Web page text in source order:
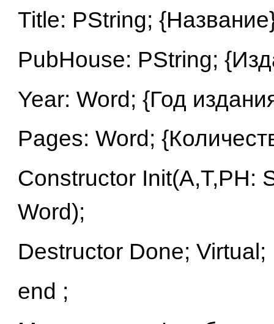
Title: PString;
PubHouse: PString;
Year: Word; {Год
Pages: Word;
Constructor Init(A,T,PH:
Word);
Destructor Done; Virtual;
end ;